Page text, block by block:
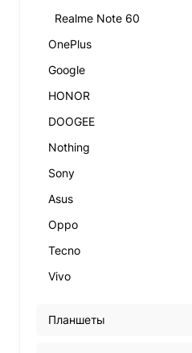
Realme Note 60
OnePlus
Google
HONOR
DOOGEE
Nothing
Sony
Asus
Oppo
Tecno
Vivo
Планшеты